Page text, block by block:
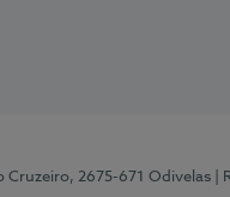
Cruzeiro, 2675-671 Odivelas |